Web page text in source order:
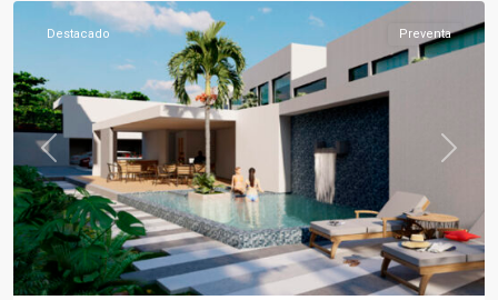
Previous Next
Destacado Preventa